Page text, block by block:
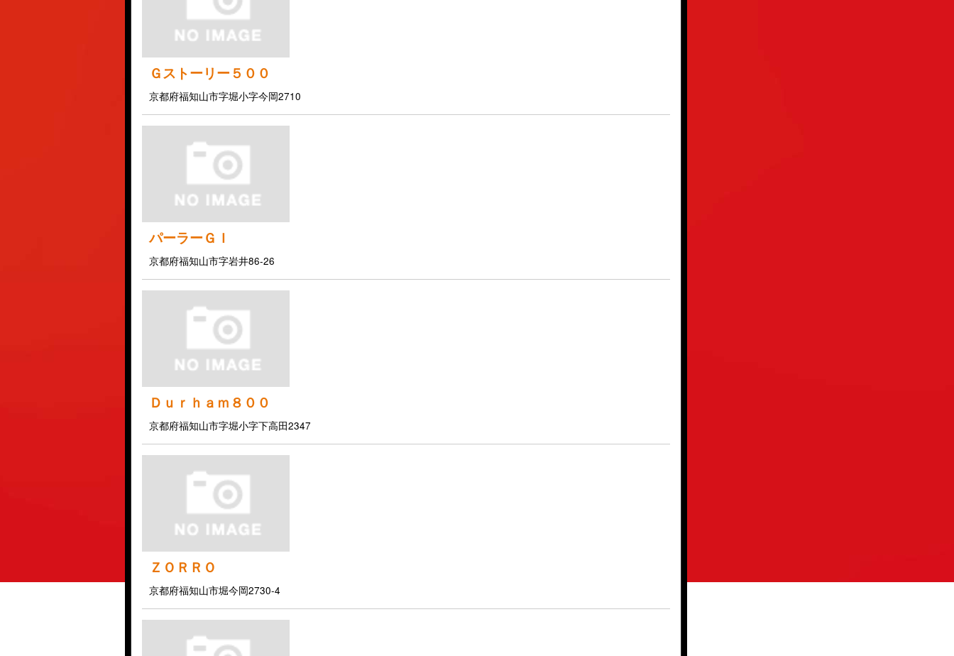
Ｇストーリー５００
京都府福知山市字堀小字今岡2710
パーラーＧＩ
京都府福知山市字岩井86-26
Ｄｕｒｈａｍ８００
京都府福知山市字堀小字下高田2347
ＺＯＲＲＯ
京都府福知山市堀今岡2730-4